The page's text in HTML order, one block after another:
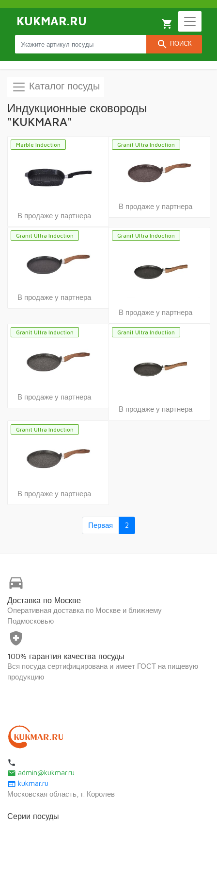
KUKMAR.RU
search ПОИСК
local_grocery_store
Каталог посуды
Индукционные сковороды
"KUKMARA"
Marble Induction
В продаже у партнера
Granit Ultra Induction
В продаже у партнера
Granit Ultra Induction
В продаже у партнера
Granit Ultra Induction
В продаже у партнера
Granit Ultra Induction
В продаже у партнера
Granit Ultra Induction
В продаже у партнера
Granit Ultra Induction
В продаже у партнера
Первая 2
directions_car
Доставка по Москве
Оперативная доставка по Москве и ближнему
Подмосковью
health_and_safety
100% гарантия качества посуды
Вся посуда сертифицирована и имеет ГОСТ на пищевую
продукцию
local_phone
email admin@kukmar.ru
web kukmar.ru
Московская область, г. Королев
Серии посуды